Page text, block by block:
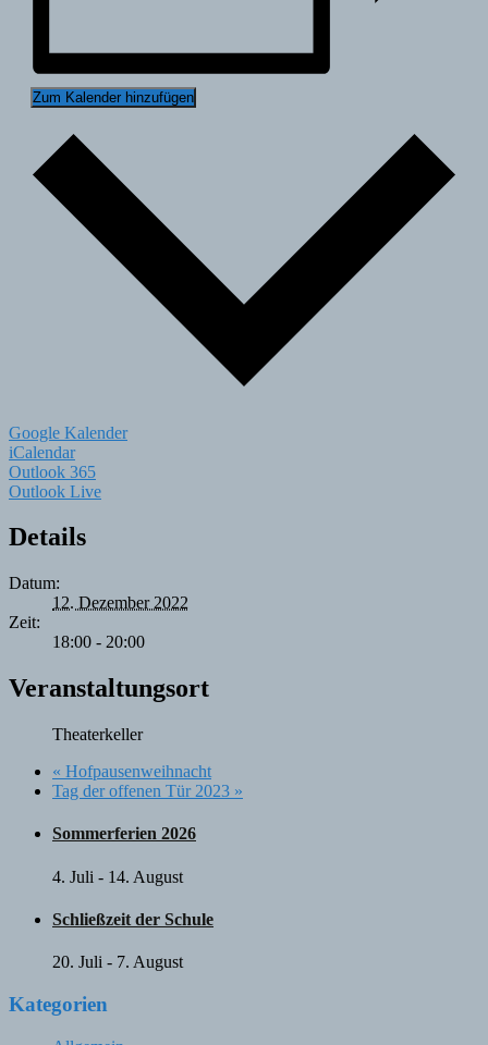
Zum Kalender hinzufügen
Google Kalender
iCalendar
Outlook 365
Outlook Live
Details
Datum:
12. Dezember 2022
Zeit:
18:00 - 20:00
Veranstaltungsort
Theaterkeller
« Hofpausenweihnacht
Tag der offenen Tür 2023 »
Sommerferien 2026
4. Juli - 14. August
Schließzeit der Schule
20. Juli - 7. August
Kategorien